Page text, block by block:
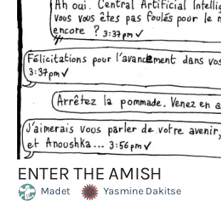
ENTER THE AMISH
Madet Yasmine Dakitse